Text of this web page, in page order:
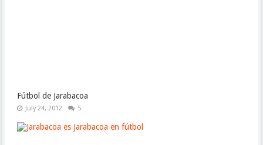
Fútbol de Jarabacoa
July 24, 2012 5